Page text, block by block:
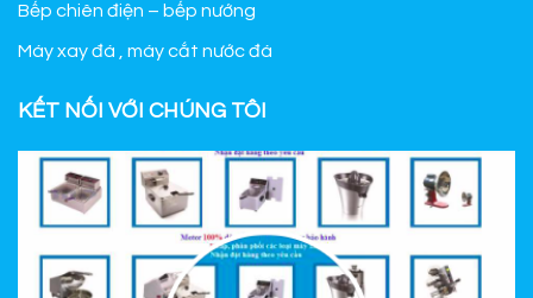
Bếp chiên điện – bếp nướng
Máy xay đá , máy cắt nước đá
KẾT NỐI VỚI CHÚNG TÔI